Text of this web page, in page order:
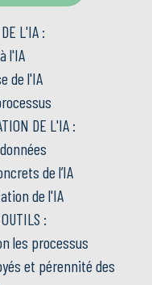
L'IA :
l'IA
de l'IA
DE L'IA :
de l’IA
de l'IA
:
les processus
et pérennité des